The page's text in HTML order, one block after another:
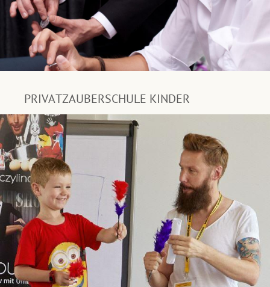
PRIVATZAUBERSCHULE KINDER